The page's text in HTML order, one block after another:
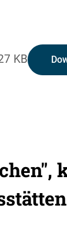
KB